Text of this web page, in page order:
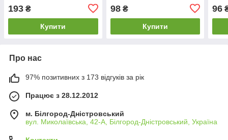
193 ₴
Купити
98₴
Купити
96
Про нас
97% позитивних з 173 відгуків за рік
Працює з 28.12.2012
м. Білгород-Дністровський
вул. Миколаївська, 42-А, Білгород-Дністровський, Україна